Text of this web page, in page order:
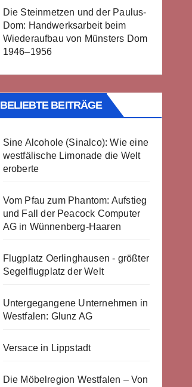
Die Steinmetzen und der Paulus-
Dom: Handwerksarbeit beim
Wiederaufbau von Münsters Dom
1946–1956
BELIEBTE BEITRÄGE
Sine Alcohole (Sinalco): Wie eine
westfälische Limonade die Welt
eroberte
Vom Pfau zum Phantom: Aufstieg
und Fall der Peacock Computer
AG in Wünnenberg-Haaren
Flugplatz Oerlinghausen - größter
Segelflugplatz der Welt
Untergegangene Unternehmen in
Westfalen: Glunz AG
Versace in Lippstadt
Die Möbelregion Westfalen – Von